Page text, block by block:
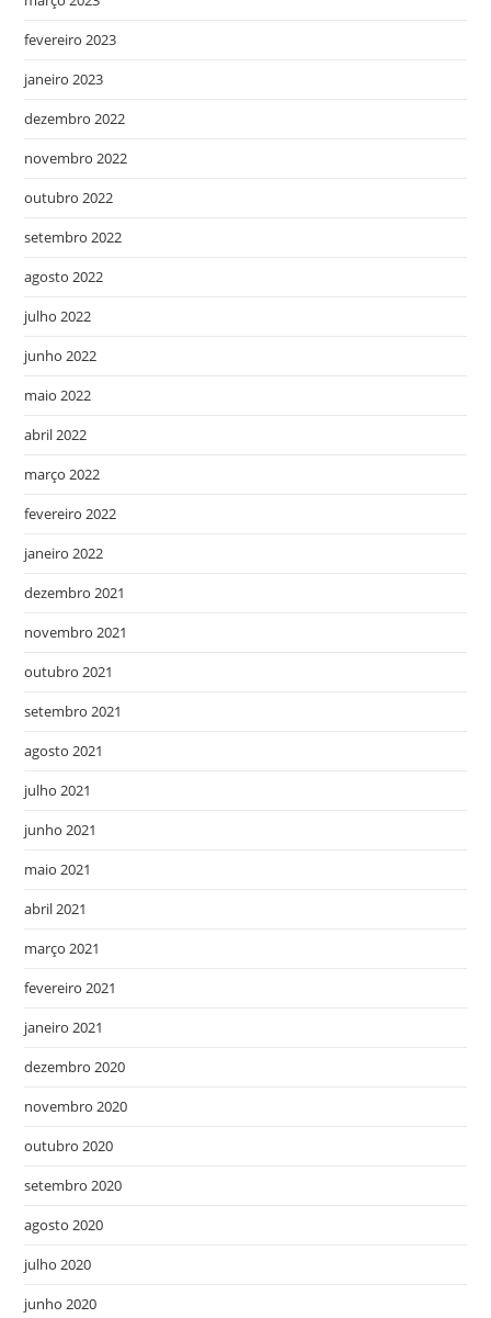
fevereiro 2023
janeiro 2023
dezembro 2022
novembro 2022
outubro 2022
setembro 2022
agosto 2022
julho 2022
junho 2022
maio 2022
abril 2022
março 2022
fevereiro 2022
janeiro 2022
dezembro 2021
novembro 2021
outubro 2021
setembro 2021
agosto 2021
julho 2021
junho 2021
maio 2021
abril 2021
março 2021
fevereiro 2021
janeiro 2021
dezembro 2020
novembro 2020
outubro 2020
setembro 2020
agosto 2020
julho 2020
junho 2020